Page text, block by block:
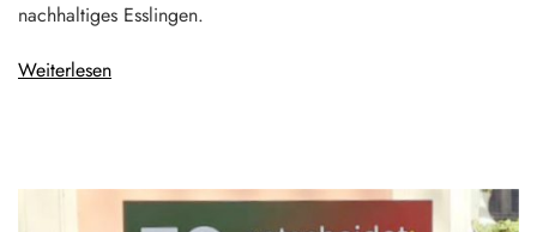
nachhaltiges Esslingen.
Weiterlesen